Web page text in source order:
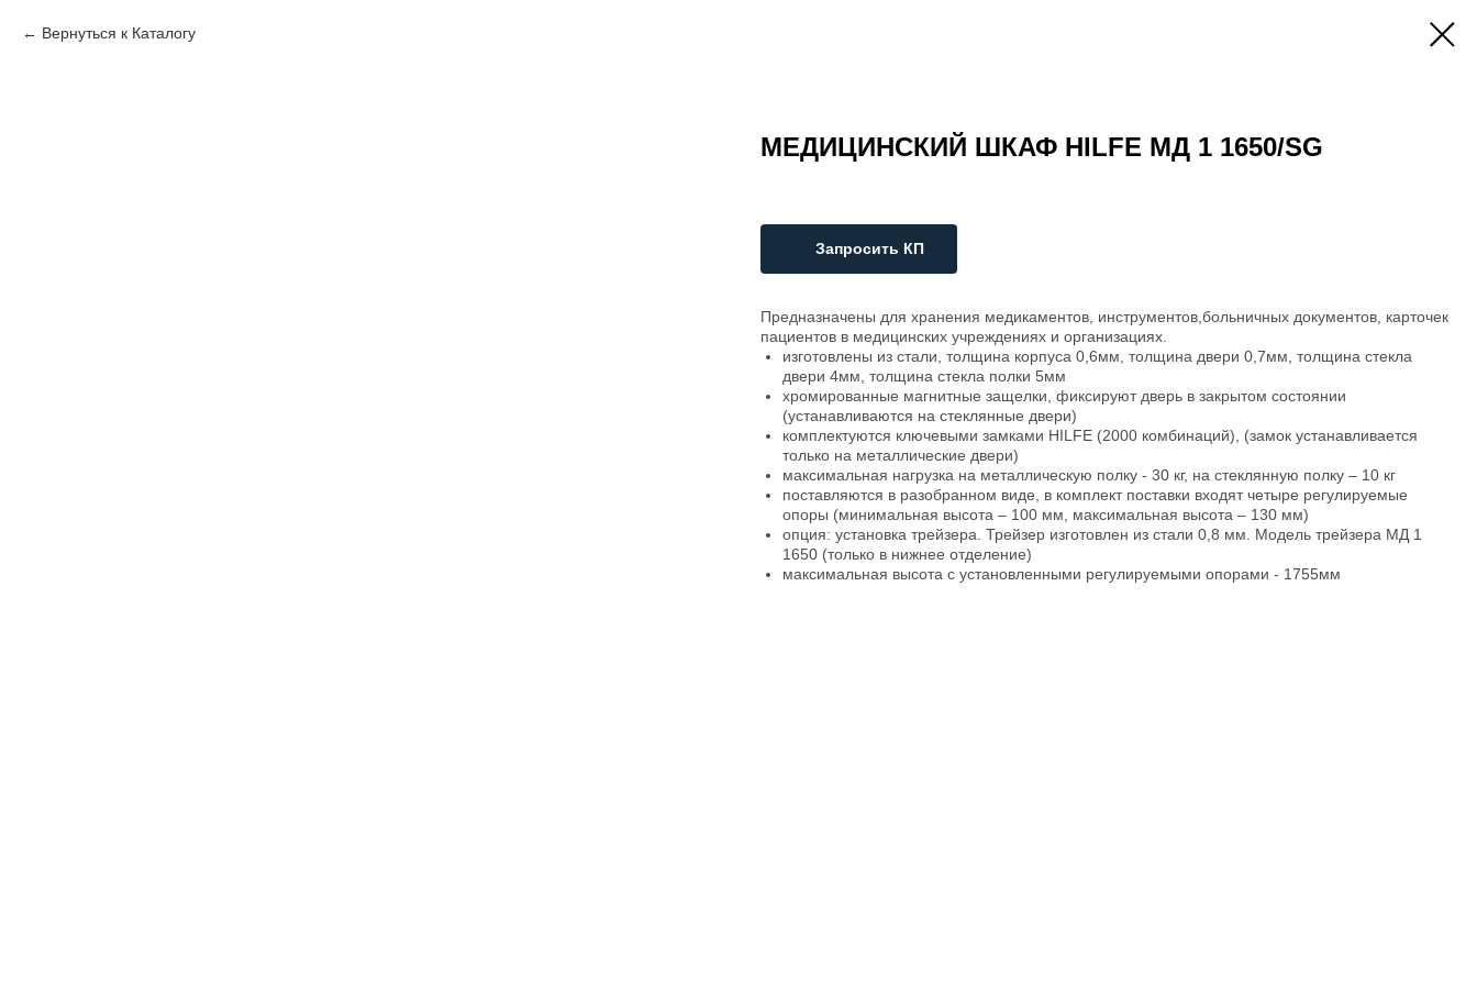
Вернуться к Каталогу
МЕДИЦИНСКИЙ ШКАФ HILFE МД 1 1650/SG
Запросить КП
Предназначены для хранения медикаментов, инструментов,больничных документов, карточек
пациентов в медицинских учреждениях и организациях.
изготовлены из стали, толщина корпуса 0,6мм, толщина двери 0,7мм, толщина стекла
двери 4мм, толщина стекла полки 5мм
хромированные магнитные защелки, фиксируют дверь в закрытом состоянии
(устанавливаются на стеклянные двери)
комплектуются ключевыми замками HILFE (2000 комбинаций), (замок устанавливается
только на металлические двери)
максимальная нагрузка на металлическую полку - 30 кг, на стеклянную полку – 10 кг
поставляются в разобранном виде, в комплект поставки входят четыре регулируемые
опоры (минимальная высота – 100 мм, максимальная высота – 130 мм)
опция: установка трейзера. Трейзер изготовлен из стали 0,8 мм. Модель трейзера МД 1
1650 (только в нижнее отделение)
максимальная высота с установленными регулируемыми опорами - 1755мм